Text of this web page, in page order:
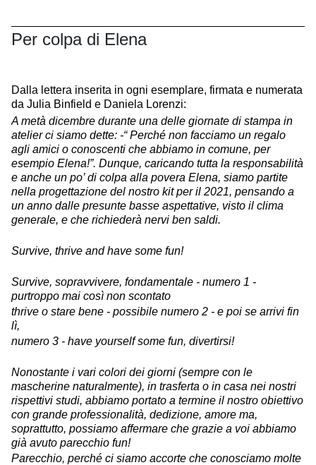
Per colpa di Elena
Dalla lettera inserita in ogni esemplare, firmata e numerata
da Julia Binfield e Daniela Lorenzi:
A metà dicembre durante una delle giornate di stampa in
atelier ci siamo dette: -“ Perché non facciamo un regalo
agli amici o conoscenti che abbiamo in comune, per
esempio Elena!”. Dunque, caricando tutta la responsabilità
e anche un po’ di colpa alla povera Elena, siamo partite
nella progettazione del nostro kit per il 2021, pensando a
un anno dalle presunte basse aspettative, visto il clima
generale, e che richiederà nervi ben saldi.
Survive, thrive and have some fun!
Survive, sopravvivere, fondamentale - numero 1 -
purtroppo mai così non scontato
thrive o stare bene - possibile numero 2 - e poi se arrivi fin
lì,
numero 3 - have yourself some fun, divertirsi!
Nonostante i vari colori dei giorni (sempre con le
mascherine naturalmente), in trasferta o in casa nei nostri
rispettivi studi, abbiamo portato a termine il nostro obiettivo
con grande professionalità, dedizione, amore ma,
soprattutto, possiamo affermare che grazie a voi abbiamo
già avuto parecchio fun!
Parecchio, perché ci siamo accorte che conosciamo molte